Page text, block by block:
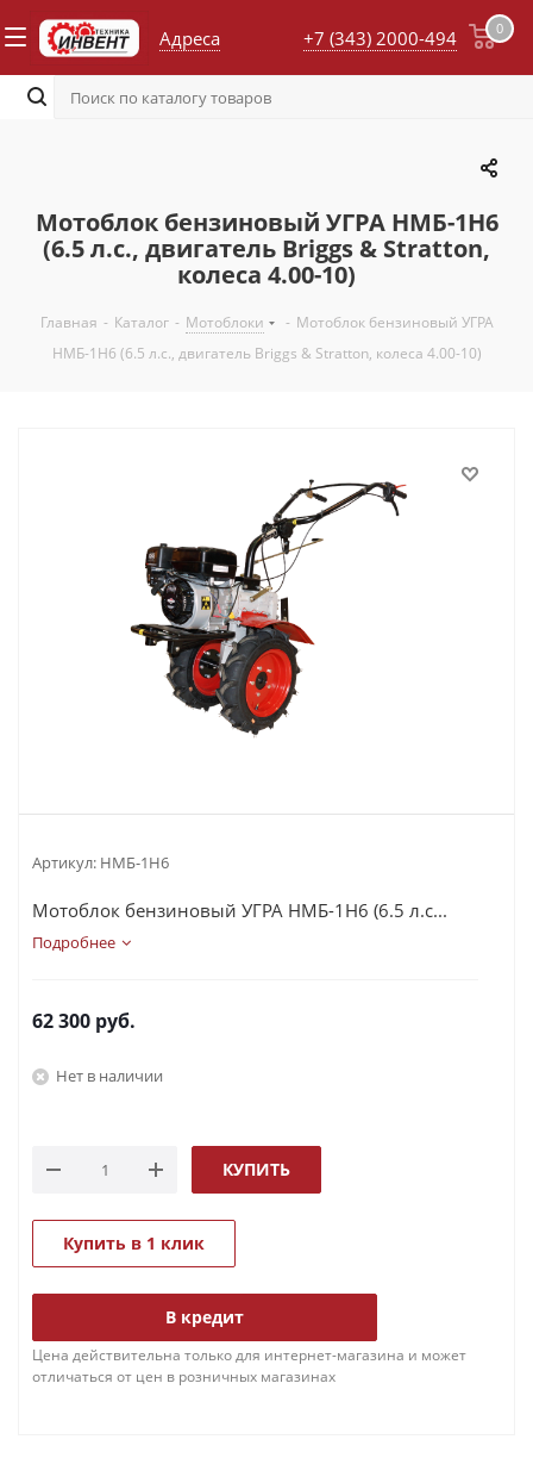
Адреса 0
+7 (343) 2000-494
Мотоблок бензиновый УГРА НМБ-1Н6
(6.5 л.с., двигатель Briggs & Stratton,
колеса 4.00-10)
Главная - Каталог - Мотоблоки - Мотоблок бензиновый УГРА
НМБ-1Н6 (6.5 л.с., двигатель Briggs & Stratton, колеса 4.00-10)
Артикул: НМБ-1Н6
Мотоблок бензиновый УГРА НМБ-1Н6 (6.5 л.с...
Подробнее
62 300 руб.
Нет в наличии
КУПИТЬ
Купить в 1 клик
В кредит
Цена действительна только для интернет-магазина и может
отличаться от цен в розничных магазинах